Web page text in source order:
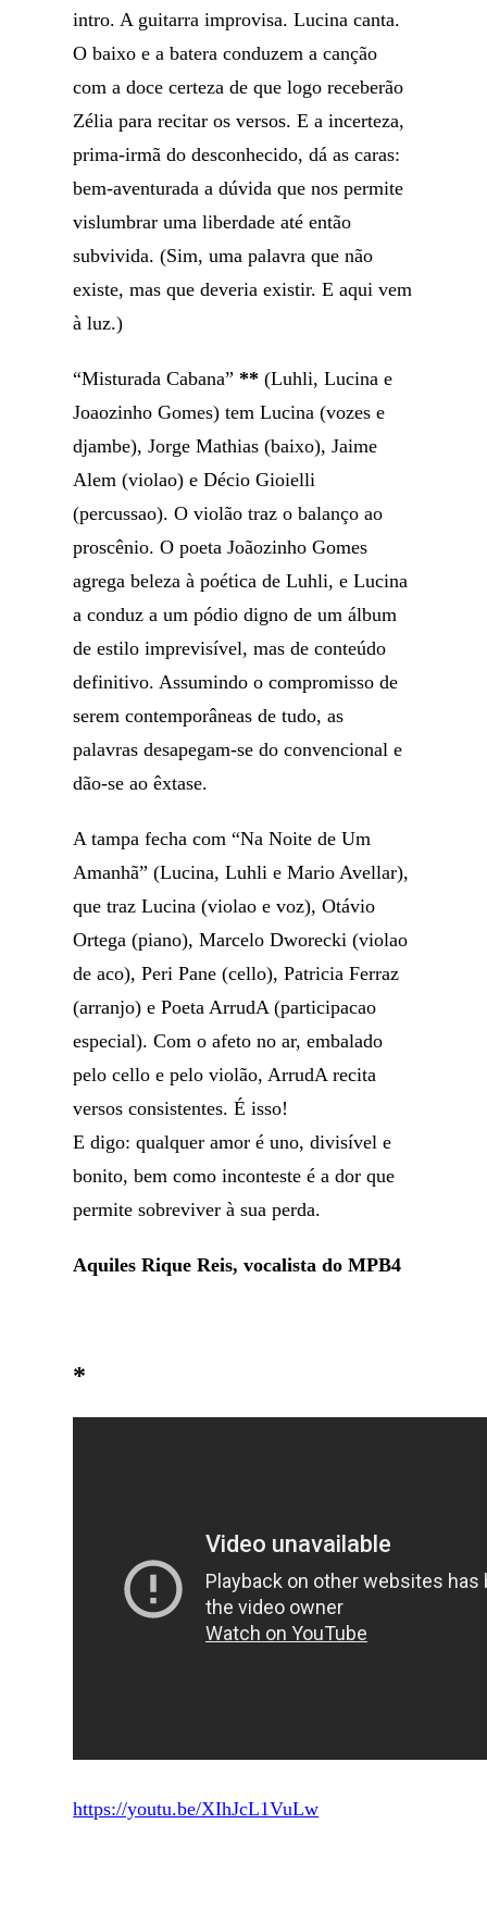
intro. A guitarra improvisa. Lucina canta.
O baixo e a batera conduzem a canção
com a doce certeza de que logo receberão
Zélia para recitar os versos. E a incerteza,
prima-irmã do desconhecido, dá as caras:
bem-aventurada a dúvida que nos permite
vislumbrar uma liberdade até então
subvivida. (Sim, uma palavra que não
existe, mas que deveria existir. E aqui vem
à luz.)
“Misturada Cabana” ** (Luhli, Lucina e
Joaozinho Gomes) tem Lucina (vozes e
djambe), Jorge Mathias (baixo), Jaime
Alem (violao) e Décio Gioielli
(percussao). O violão traz o balanço ao
proscênio. O poeta Joãozinho Gomes
agrega beleza à poética de Luhli, e Lucina
a conduz a um pódio digno de um álbum
de estilo imprevisível, mas de conteúdo
definitivo. Assumindo o compromisso de
serem contemporâneas de tudo, as
palavras desapegam-se do convencional e
dão-se ao êxtase.
A tampa fecha com “Na Noite de Um
Amanhã” (Lucina, Luhli e Mario Avellar),
que traz Lucina (violao e voz), Otávio
Ortega (piano), Marcelo Dworecki (violao
de aco), Peri Pane (cello), Patricia Ferraz
(arranjo) e Poeta ArrudA (participacao
especial). Com o afeto no ar, embalado
pelo cello e pelo violão, ArrudA recita
versos consistentes. É isso!
E digo: qualquer amor é uno, divisível e
bonito, bem como inconteste é a dor que
permite sobreviver à sua perda.
Aquiles Rique Reis, vocalista do MPB4
*
https://youtu.be/XIhJcL1VuLw